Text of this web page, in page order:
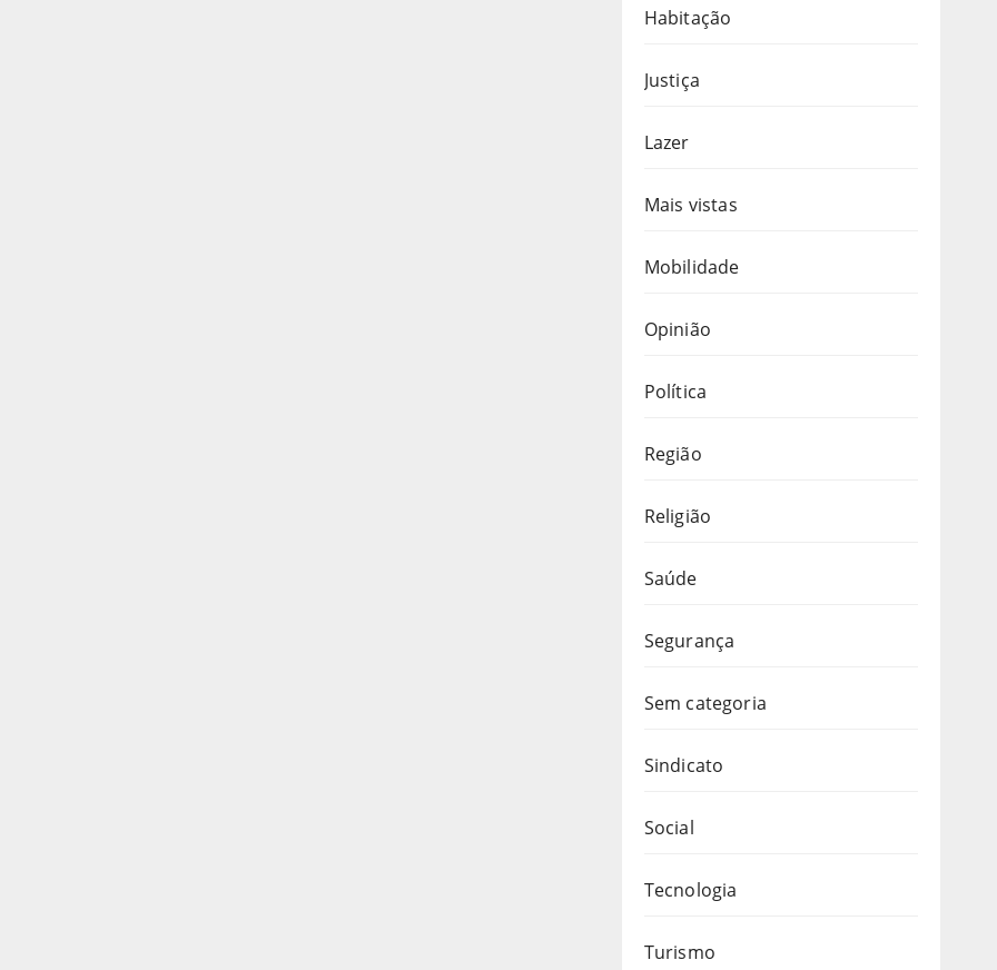
Habitação
Justiça
Lazer
Mais vistas
Mobilidade
Opinião
Política
Região
Religião
Saúde
Segurança
Sem categoria
Sindicato
Social
Tecnologia
Turismo